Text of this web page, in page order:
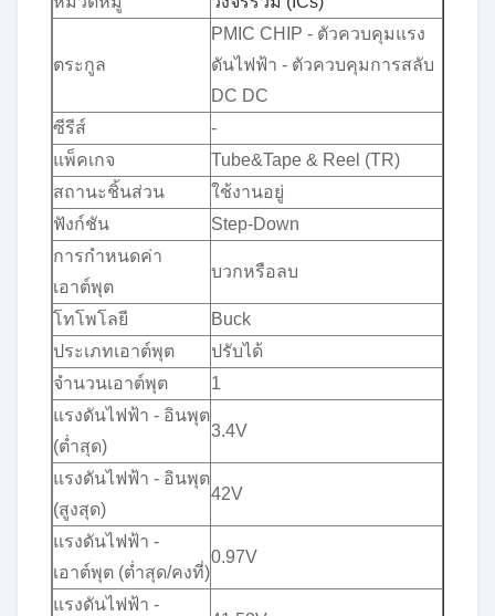
ตระกูล
PMIC CHIP - ตัวควบคุมแรง
ดันไฟฟ้า - ตัวควบคุมการสลับ
DC DC
ซีรีส์
-
แพ็คเกจ
Tube&Tape & Reel (TR)
สถานะชิ้นส่วน
ใช้งานอยู่
ฟังก์ชัน
Step-Down
การกำหนดค่า
เอาต์พุต
บวกหรือลบ
โทโพโลยี
Buck
ประเภทเอาต์พุต
ปรับได้
จำนวนเอาต์พุต
1
แรงดันไฟฟ้า - อินพุต
(ต่ำสุด)
3.4V
แรงดันไฟฟ้า - อินพุต
(สูงสุด)
42V
แรงดันไฟฟ้า -
เอาต์พุต (ต่ำสุด/คงที่)
0.97V
แรงดันไฟฟ้า -